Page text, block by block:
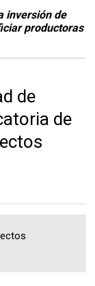
inversión de
productoras
de
de